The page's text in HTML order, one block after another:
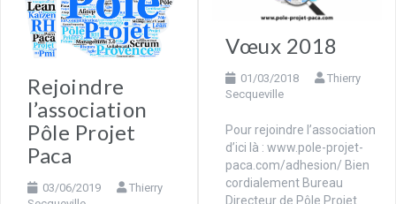
Rejoindre
l’association
Pôle Projet
Paca
03/06/2019
Thierry
Vœux 2018
01/03/2018
Thierry
Secqueville
Pour rejoindre l’association
d’ici là : www.pole-projet-
paca.com/adhesion/ Bien
cordialement Bureau
Directeur de Pôle Projet